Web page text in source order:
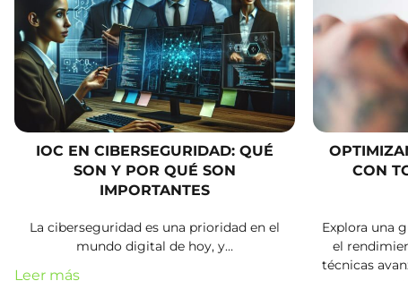
IOC EN CIBERSEGURIDAD: QUÉ
SON Y POR QUÉ SON
IMPORTANTES
La ciberseguridad es una prioridad en el
mundo digital de hoy, y…
Leer más
CON
Explora una
el
técnicas